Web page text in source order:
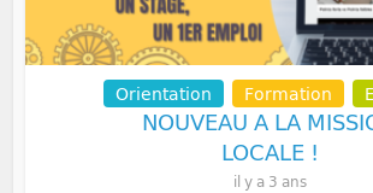
Orientation Formation
NOUVEAU A LA
LOCALE !
il y a 3 ans